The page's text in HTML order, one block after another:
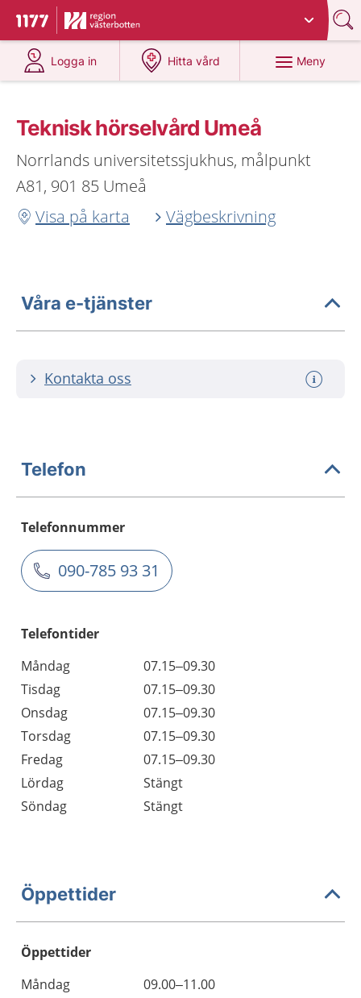
Till startsidan för 1177
Du har valt region
Logga in
på 1177.se
Hitta vård
på 1177.se
Meny
Teknisk hörselvård Umeå
Norrlands universitetssjukhus, målpunkt
A81, 901 85 Umeå
Visa på karta
Vägbeskrivning
Våra e-tjänster
Kontakta oss
Telefon
Telefonnummer
090-785 93 31
Telefontider
Måndag
07.15–09.30
Tisdag
07.15–09.30
Onsdag
07.15–09.30
Torsdag
07.15–09.30
Fredag
07.15–09.30
Lördag
Stängt
Söndag
Stängt
Öppettider
Öppettider
Dag
Öppettider
Kommentarer
Måndag
09.00–11.00